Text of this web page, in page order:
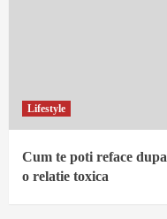
Lifestyle
Cum te poti reface dupa
o relatie toxica